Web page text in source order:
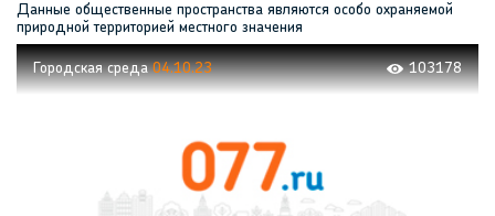
Данные общественные пространства являются особо охраняемой
природной территорией местного значения
Городская среда04.10.23 103178